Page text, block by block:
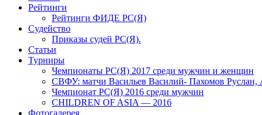
Рейтинги
Рейтинги ФИДЕ РС(Я)
Судейство
Приказы судей РС(Я).
Статьи
Турниры
Чемпионаты РС(Я) 2017 среди мужчин и женщин
СВФУ: матчи Васильев Василий- Пахомов
Чемпионат РС(Я) 2016 среди мужчин
CHILDREN OF ASIA — 2016
Фотогалерея